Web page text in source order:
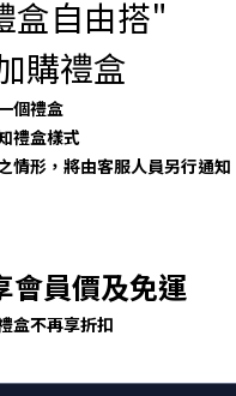
盒自由搭"
購禮盒
個禮盒
禮盒樣式
情形，將由客服人員另行通知
會員價及免運
盒不再享折扣